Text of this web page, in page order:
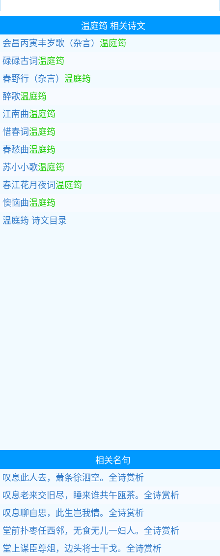
温庭筠 相关诗文
会昌丙寅丰岁歌（杂言） 温庭筠
碌碌古词 温庭筠
春野行（杂言） 温庭筠
醉歌温庭筠
江南曲温庭筠
惜春词 温庭筠
春愁曲温庭筠
苏小小歌温庭筠
春江花月夜词 温庭筠
懊恼曲温庭筠
温庭筠 诗文目录
相关名句
叹息此人去，萧条徐泗空。全诗赏析
叹息老来交旧尽，睡来谁共午瓯茶。全诗赏析
叹息聊自思，此生岂我情。全诗赏析
堂前扑枣任西邻，无食无儿一妇人。全诗赏析
堂上谋臣尊俎，边头将士干戈。全诗赏析